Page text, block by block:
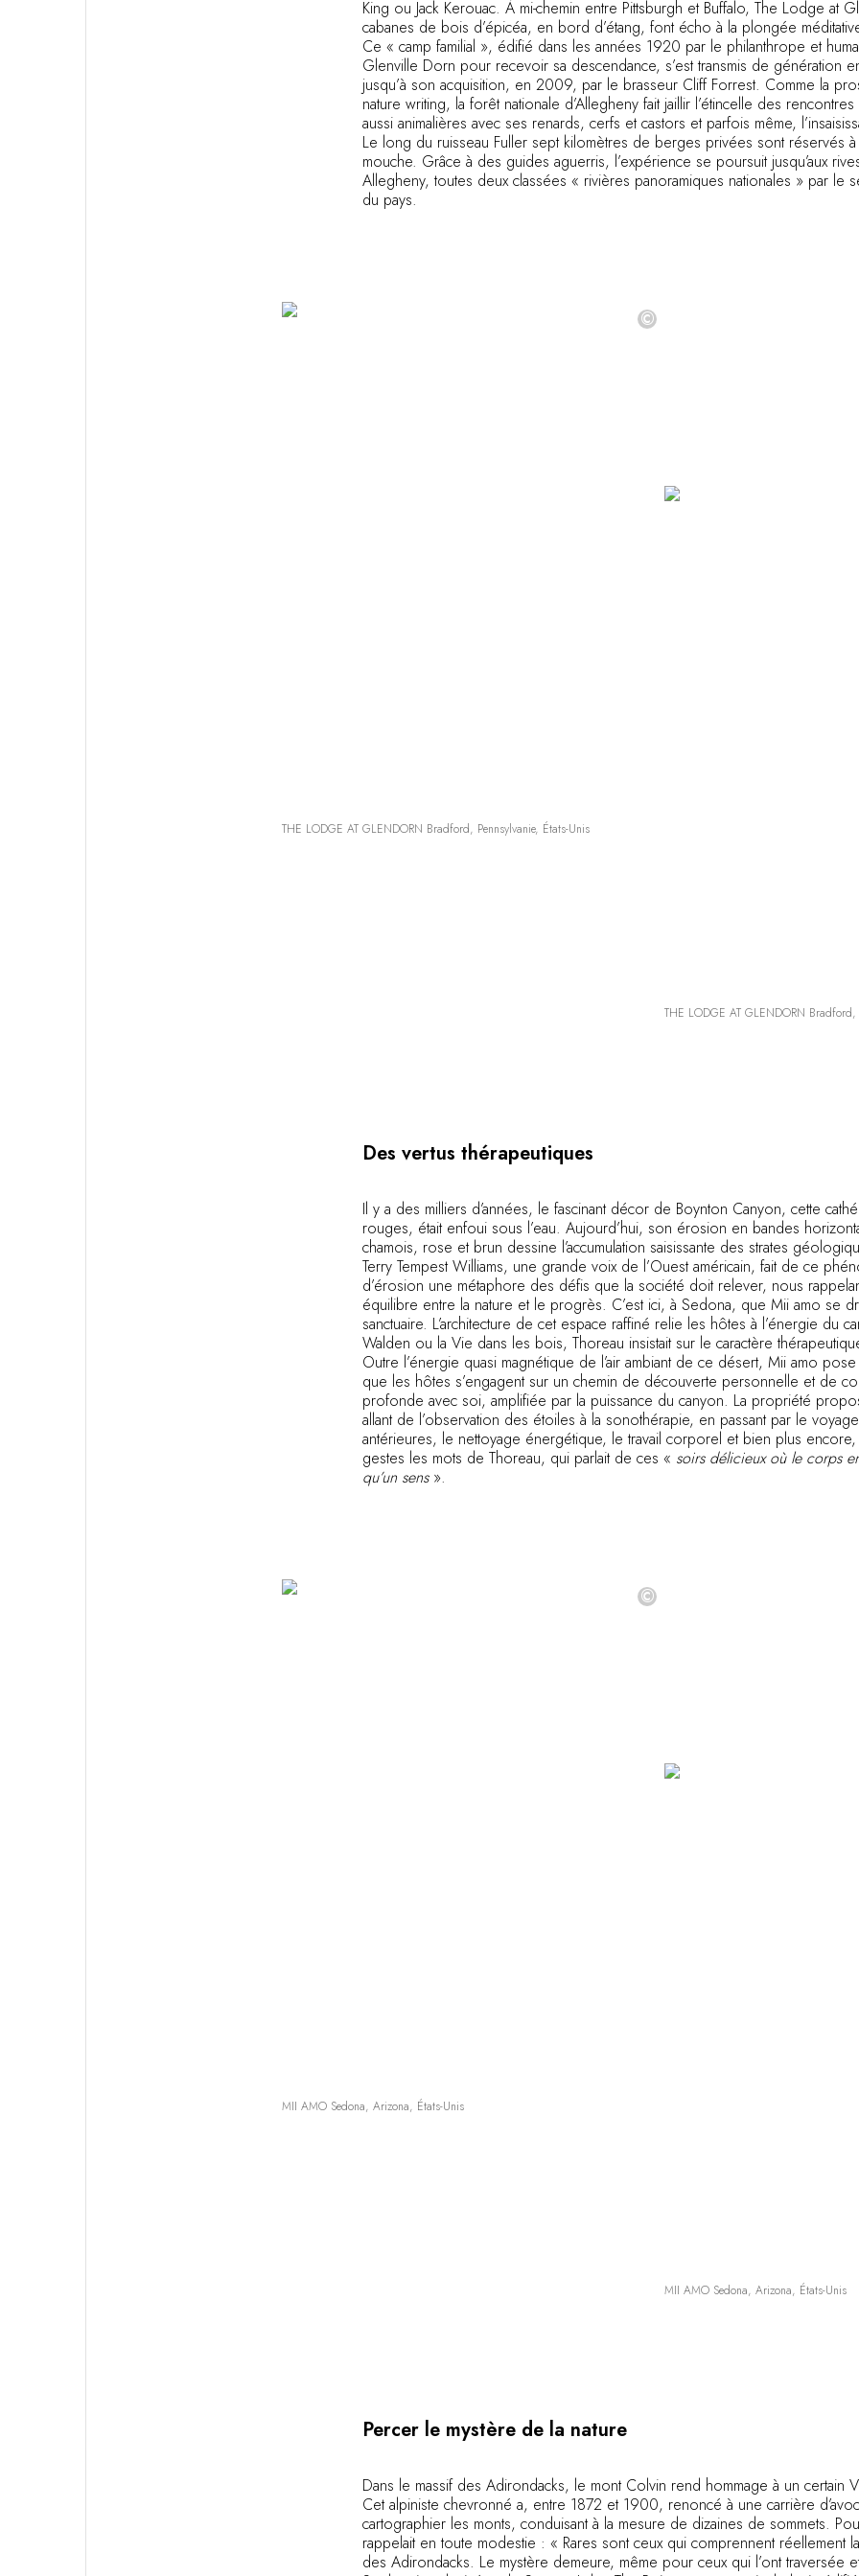
King ou Jack Kerouac. À mi-chemin entre Pittsburgh et Buffalo, The Lodge at
cabanes de bois d’épicéa, en bord d’étang, font écho à la plongée
Ce « camp familial », édifié dans les années 1920 par le philanthrope et
Glenville Dorn pour recevoir sa descendance, s’est transmis de génération
jusqu’à son acquisition, en 2009, par le brasseur Cliff Forrest. Comme la
nature writing, la forêt nationale d’Allegheny fait jaillir l’étincelle des
aussi animalières avec ses renards, cerfs et castors et parfois même,
Le long du ruisseau Fuller sept kilomètres de berges privées sont réservés
mouche. Grâce à des guides aguerris, l’expérience se poursuit jusqu’aux
Allegheny, toutes deux classées « rivières panoramiques nationales » par le
du pays.
©
THE LODGE AT GLENDORN Bradford, Pennsylvanie, États-Unis
THE LODGE AT GLENDORN Bradford,
Des vertus thérapeutiques
Il y a des milliers d’années, le fascinant décor de Boynton Canyon, cette
rouges, était enfoui sous l’eau. Aujourd’hui, son érosion en bandes
chamois, rose et brun dessine l’accumulation saisissante des strates
Terry Tempest Williams, une grande voix de l’Ouest américain, fait de ce
d’érosion une métaphore des défis que la société doit relever, nous
équilibre entre la nature et le progrès. C’est ici, à Sedona, que Mii amo se
sanctuaire. L’architecture de cet espace raffiné relie les hôtes à l’énergie du
Walden ou la Vie dans les bois, Thoreau insistait sur le caractère
Outre l’énergie quasi magnétique de l’air ambiant de ce désert, Mii amo
que les hôtes s’engagent sur un chemin de découverte personnelle et de
profonde avec soi, amplifiée par la puissance du canyon. La propriété
allant de l’observation des étoiles à la sonothérapie, en passant par le
antérieures, le nettoyage énergétique, le travail corporel et bien plus encore,
gestes les mots de Thoreau, qui parlait de ces « soirs délicieux où le corps
qu’un sens».
©
MII AMO Sedona, Arizona, États-Unis
MII AMO Sedona, Arizona, États-Unis
Percer le mystère de la nature
Dans le massif des Adirondacks, le mont Colvin rend hommage à un certain
Cet alpiniste chevronné a, entre 1872 et 1900, renoncé à une carrière
cartographier les monts, conduisant à la mesure de dizaines de sommets.
rappelait en toute modestie : « Rares sont ceux qui comprennent réellement
des Adirondacks. Le mystère demeure, même pour ceux qui l’ont traversée